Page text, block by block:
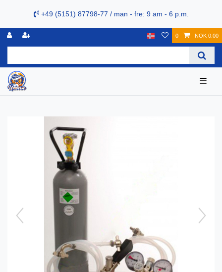
+49 (5151) 87798-77 / man - fre: 9 am - 6 p.m.
0 NOK 0.00
☰